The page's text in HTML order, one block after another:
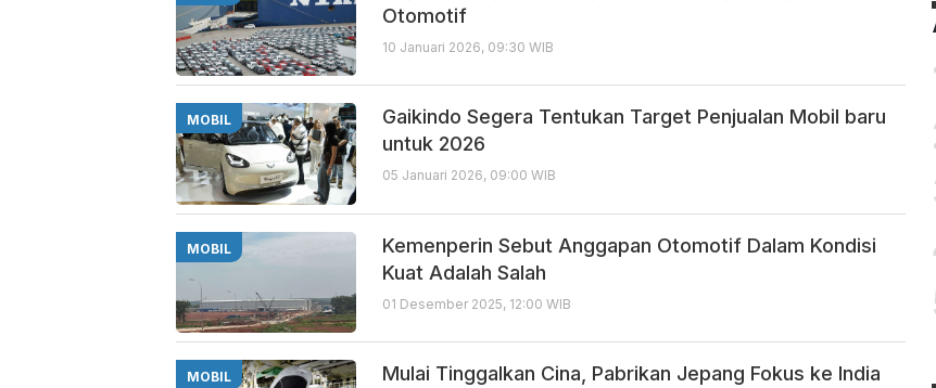
Otomotif
10 Januari 2026, 09:30 WIB
MOBIL
Gaikindo Segera Tentukan Target Penjualan Mobil baru
untuk 2026
05 Januari 2026, 09:00 WIB
MOBIL
Kemenperin Sebut Anggapan Otomotif Dalam Kondisi
Kuat Adalah Salah
01 Desember 2025, 12:00 WIB
MOBIL
Mulai Tinggalkan Cina, Pabrikan Jepang Fokus ke India